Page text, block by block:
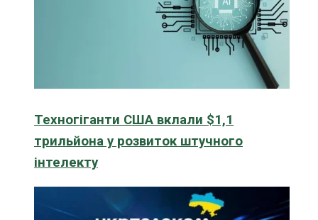
Техногіганти США вклали $1,1
трильйона у розвиток штучного
інтелекту